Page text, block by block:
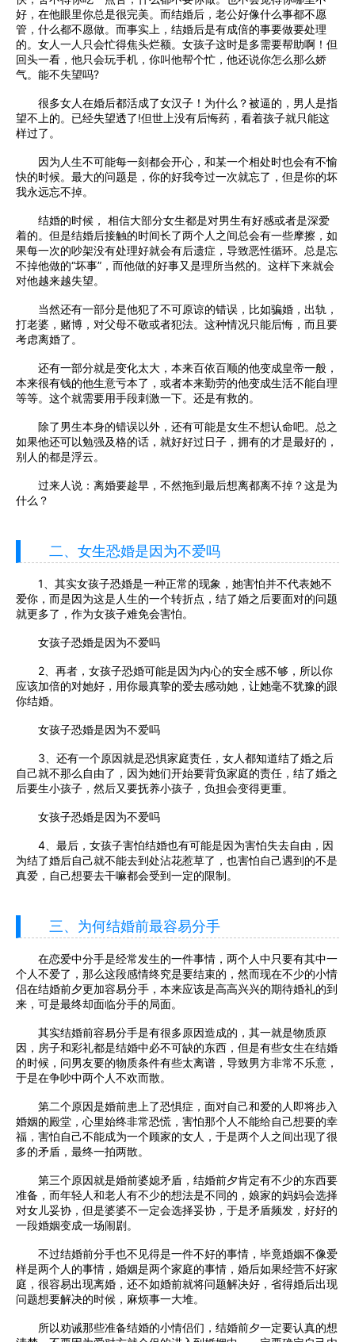
好，在他眼里你总是很完美。而结婚后，老公好像什么事都不愿
管，什么都不愿做。而事实上，结婚后是有成倍的事要做要处理
的。女人一人只会忙得焦头烂额。女孩子这时是多需要帮助啊！但
回头一看，他只会玩手机，你叫他帮个忙，他还说你怎么那么娇
气。能不失望吗?
很多女人在婚后都活成了女汉子！为什么？被逼的，男人是指
望不上的。已经失望透了!但世上没有后悔药，看着孩子就只能这
样过了。
因为人生不可能每一刻都会开心，和某一个相处时也会有不愉
快的时候。最大的问题是，你的好我夸过一次就忘了，但是你的坏
我永远忘不掉。
结婚的时候， 相信大部分女生都是对男生有好感或者是深爱
着的。但是结婚后接触的时间长了两个人之间总会有一些摩擦，如
果每一次的吵架没有处理好就会有后遗症，导致恶性循环。总是忘
不掉他做的“坏事”，而他做的好事又是理所当然的。这样下来就会
对他越来越失望。
当然还有一部分是他犯了不可原谅的错误，比如骗婚，出轨，
打老婆，赌博，对父母不敬或者犯法。这种情况只能后悔，而且要
考虑离婚了。
还有一部分就是变化太大，本来百依百顺的他变成皇帝一般，
本来很有钱的他生意亏本了，或者本来勤劳的他变成生活不能自理
等等。这个就需要用手段刺激一下。还是有救的。
除了男生本身的错误以外，还有可能是女生不想认命吧。总之
如果他还可以勉强及格的话，就好好过日子，拥有的才是最好的，
别人的都是浮云。
过来人说：离婚要趁早，不然拖到最后想离都离不掉？这是为
什么？
二、女生恐婚是因为不爱吗
1、其实女孩子恐婚是一种正常的现象，她害怕并不代表她不
爱你，而是因为这是人生的一个转折点，结了婚之后要面对的问题
就更多了，作为女孩子难免会害怕。
女孩子恐婚是因为不爱吗
2、再者，女孩子恐婚可能是因为内心的安全感不够，所以你
应该加倍的对她好，用你最真挚的爱去感动她，让她毫不犹豫的跟
你结婚。
女孩子恐婚是因为不爱吗
3、还有一个原因就是恐惧家庭责任，女人都知道结了婚之后
自己就不那么自由了，因为她们开始要背负家庭的责任，结了婚之
后要生小孩子，然后又要抚养小孩子，负担会变得更重。
女孩子恐婚是因为不爱吗
4、最后，女孩子害怕结婚也有可能是因为害怕失去自由，因
为结了婚后自己就不能去到处沾花惹草了，也害怕自己遇到的不是
真爱，自己想要去干嘛都会受到一定的限制。
三、为何结婚前最容易分手
在恋爱中分手是经常发生的一件事情，两个人中只要有其中一
个人不爱了，那么这段感情终究是要结束的，然而现在不少的小情
侣在结婚前夕更加容易分手，本来应该是高高兴兴的期待婚礼的到
来，可是最终却面临分手的局面。
其实结婚前容易分手是有很多原因造成的，其一就是物质原
因，房子和彩礼都是结婚中必不可缺的东西，但是有些女生在结婚
的时候，问男友要的物质条件有些太离谱，导致男方非常不乐意，
于是在争吵中两个人不欢而散。
第二个原因是婚前患上了恐惧症，面对自己和爱的人即将步入
婚姻的殿堂，心里始终非常恐慌，害怕那个人不能给自己想要的幸
福，害怕自己不能成为一个顾家的女人，于是两个人之间出现了很
多的矛盾，最终一拍两散。
第三个原因就是婚前婆媳矛盾，结婚前夕肯定有不少的东西要
准备，而年轻人和老人有不少的想法是不同的，娘家的妈妈会选择
对女儿妥协，但是婆婆不一定会选择妥协，于是矛盾频发，好好的
一段婚姻变成一场闹剧。
不过结婚前分手也不见得是一件不好的事情，毕竟婚姻不像爱
样是两个人的事情，婚姻是两个家庭的事情，婚后如果经营不好家
庭，很容易出现离婚，还不如婚前就将问题解决好，省得婚后出现
问题想要解决的时候，麻烦事一大堆。
所以劝诫那些准备结婚的小情侣们，结婚前夕一定要认真的想